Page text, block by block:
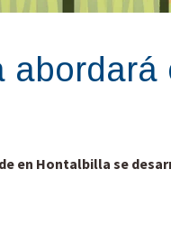
en Hontalbilla se